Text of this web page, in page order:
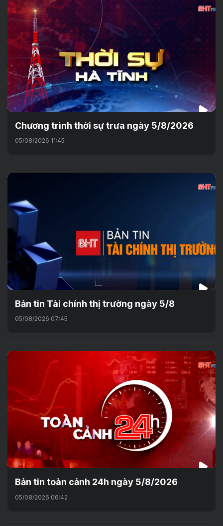
Chương trình thời sự trưa ngày 5/8/2026
05/08/2026 11:45
Bản tin Tài chính thị trường ngày 5/8
05/08/2026 07:45
Bản tin toàn cảnh 24h ngày 5/8/2026
05/08/2026 06:42